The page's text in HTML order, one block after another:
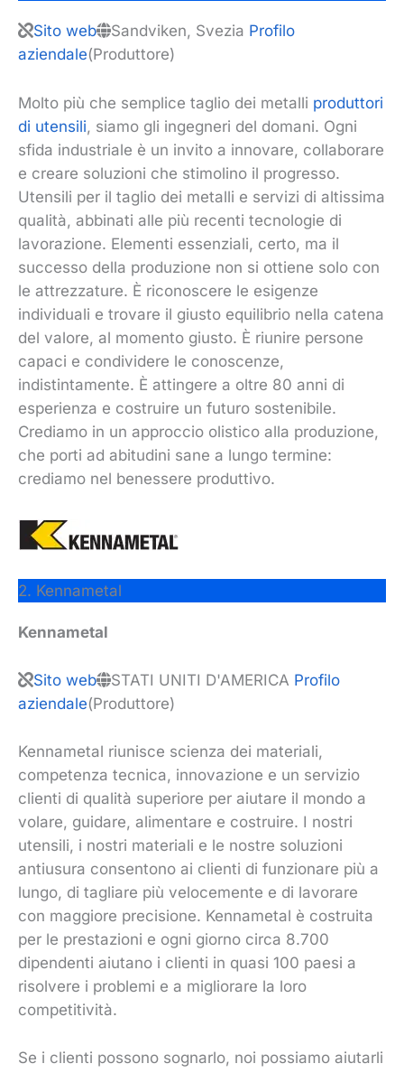
Sito web Sandviken, Svezia Profilo
aziendale(Produttore)
Molto più che semplice taglio dei metalli produttori
di utensili, siamo gli ingegneri del domani. Ogni
sfida industriale è un invito a innovare, collaborare
e creare soluzioni che stimolino il progresso.
Utensili per il taglio dei metalli e servizi di altissima
qualità, abbinati alle più recenti tecnologie di
lavorazione. Elementi essenziali, certo, ma il
successo della produzione non si ottiene solo con
le attrezzature. È riconoscere le esigenze
individuali e trovare il giusto equilibrio nella catena
del valore, al momento giusto. È riunire persone
capaci e condividere le conoscenze,
indistintamente. È attingere a oltre 80 anni di
esperienza e costruire un futuro sostenibile.
Crediamo in un approccio olistico alla produzione,
che porti ad abitudini sane a lungo termine:
crediamo nel benessere produttivo.
2. Kennametal
Kennametal
Sito web STATI UNITI D'AMERICA Profilo
aziendale(Produttore)
Kennametal riunisce scienza dei materiali,
competenza tecnica, innovazione e un servizio
clienti di qualità superiore per aiutare il mondo a
volare, guidare, alimentare e costruire. I nostri
utensili, i nostri materiali e le nostre soluzioni
antiusura consentono ai clienti di funzionare più a
lungo, di tagliare più velocemente e di lavorare
con maggiore precisione. Kennametal è costruita
per le prestazioni e ogni giorno circa 8.700
dipendenti aiutano i clienti in quasi 100 paesi a
risolvere i problemi e a migliorare la loro
competitività.
Se i clienti possono sognarlo, noi possiamo aiutarli